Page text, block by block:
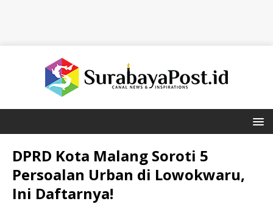
DPRD Kota Malang Soroti 5
Persoalan Urban di Lowokwaru,
Ini Daftarnya!